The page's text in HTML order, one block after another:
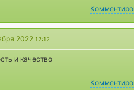
2022 12:12
и качество